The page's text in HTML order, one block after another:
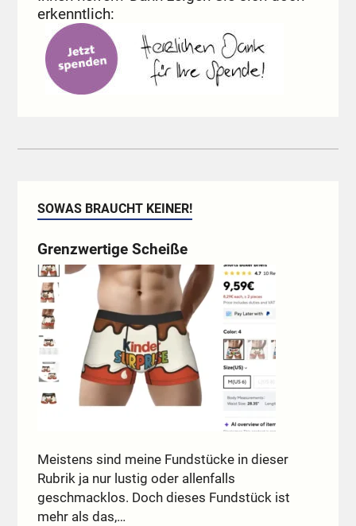
erkenntlich:
SOWAS BRAUCHT KEINER!
Grenzwertige Scheiße
Meistens sind meine Fundstücke in dieser
Rubrik ja nur lustig oder allenfalls
geschmacklos. Doch dieses Fundstück ist
mehr als das,…